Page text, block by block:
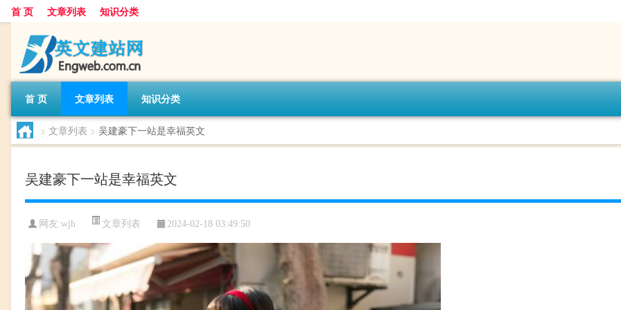
首 页 文章列表 知识分类
首 页 文章列表 知识分类
> 文章列表 > 吴建豪下一站是幸福英文
吴建豪下一站是幸福英文
网友:wjh 文章列表 2024-02-18 03:49:50